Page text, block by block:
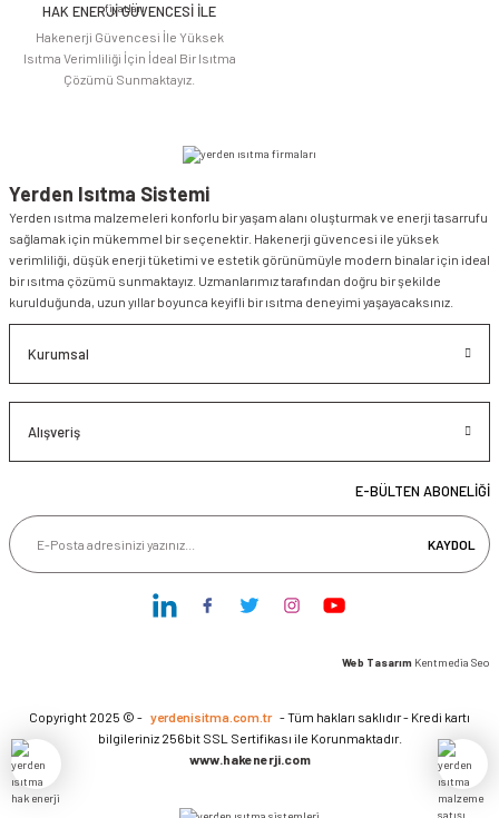
HAK ENERJİ GÜVENCESİ İLE
Hakenerji Güvencesi İle Yüksek
Isıtma Verimliliği İçin İdeal Bir Isıtma
Çözümü Sunmaktayız.
Yerden Isıtma Sistemi
Yerden ısıtma malzemeleri konforlu bir yaşam alanı oluşturmak ve enerji tasarrufu
sağlamak için mükemmel bir seçenektir. Hakenerji güvencesi ile yüksek
verimliliği, düşük enerji tüketimi ve estetik görünümüyle modern binalar için ideal
bir ısıtma çözümü sunmaktayız. Uzmanlarımız tarafından doğru bir şekilde
kurulduğunda, uzun yıllar boyunca keyifli bir ısıtma deneyimi yaşayacaksınız.
Kurumsal
Alışveriş
E-BÜLTEN ABONELİĞİ
KAYDOL
Web Tasarım Kentmedia Seo
Copyright 2025 © - yerdenisitma.com.tr - Tüm hakları saklıdır - Kredi kartı
bilgileriniz 256bit SSL Sertifikası ile Korunmaktadır.
www.hakenerji.com